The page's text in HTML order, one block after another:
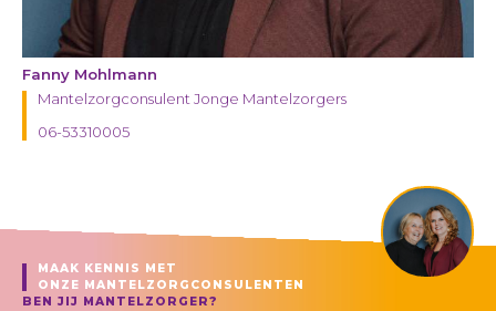
Fanny Mohlmann
Mantelzorgconsulent Jonge Mantelzorgers
06-53310005
MAAK KENNIS MET
ONZE MANTELZORGCONSULENTEN
BEN JIJ MANTELZORGER?